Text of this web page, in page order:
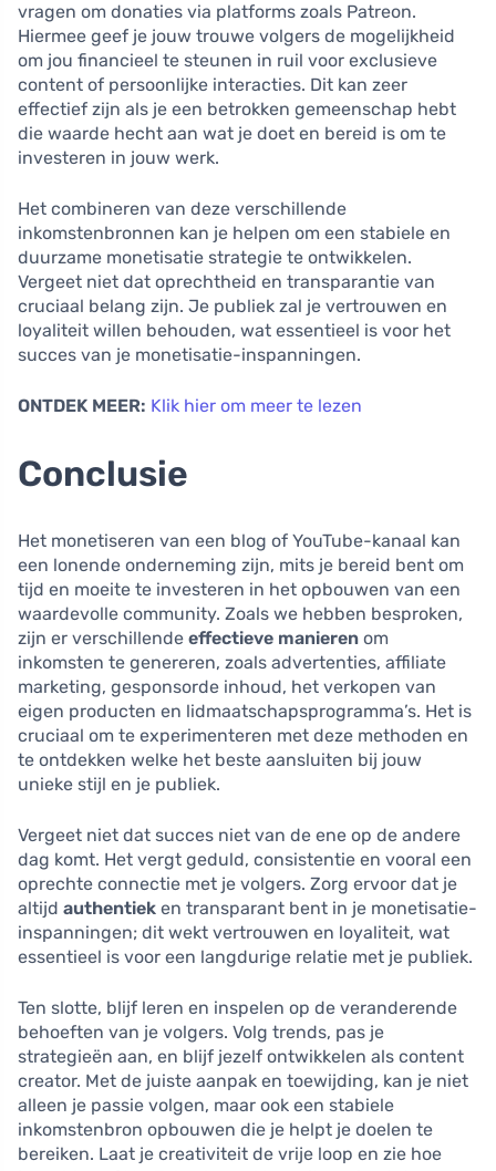
vragen om donaties via platforms zoals Patreon.
Hiermee geef je jouw trouwe volgers de mogelijkheid
om jou financieel te steunen in ruil voor exclusieve
content of persoonlijke interacties. Dit kan zeer
effectief zijn als je een betrokken gemeenschap hebt
die waarde hecht aan wat je doet en bereid is om te
investeren in jouw werk.
Het combineren van deze verschillende
inkomstenbronnen kan je helpen om een stabiele en
duurzame monetisatie strategie te ontwikkelen.
Vergeet niet dat oprechtheid en transparantie van
cruciaal belang zijn. Je publiek zal je vertrouwen en
loyaliteit willen behouden, wat essentieel is voor het
succes van je monetisatie-inspanningen.
ONTDEK MEER: Klik hier om meer te lezen
Conclusie
Het monetiseren van een blog of YouTube-kanaal kan
een lonende onderneming zijn, mits je bereid bent om
tijd en moeite te investeren in het opbouwen van een
waardevolle community. Zoals we hebben besproken,
zijn er verschillende effectieve manieren om
inkomsten te genereren, zoals advertenties, affiliate
marketing, gesponsorde inhoud, het verkopen van
eigen producten en lidmaatschapsprogramma’s. Het is
cruciaal om te experimenteren met deze methoden en
te ontdekken welke het beste aansluiten bij jouw
unieke stijl en je publiek.
Vergeet niet dat succes niet van de ene op de andere
dag komt. Het vergt geduld, consistentie en vooral een
oprechte connectie met je volgers. Zorg ervoor dat je
altijd authentiek en transparant bent in je monetisatie-
inspanningen; dit wekt vertrouwen en loyaliteit, wat
essentieel is voor een langdurige relatie met je publiek.
Ten slotte, blijf leren en inspelen op de veranderende
behoeften van je volgers. Volg trends, pas je
strategieën aan, en blijf jezelf ontwikkelen als content
creator. Met de juiste aanpak en toewijding, kan je niet
alleen je passie volgen, maar ook een stabiele
inkomstenbron opbouwen die je helpt je doelen te
bereiken. Laat je creativiteit de vrije loop en zie hoe